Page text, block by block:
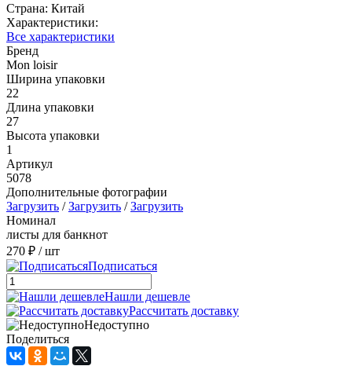
Страна: Китай
Характеристики:
Все характеристики
Бренд
Mon loisir
Ширина упаковки
22
Длина упаковки
27
Высота упаковки
1
Артикул
5078
Дополнительные фотографии
Загрузить /Загрузить /Загрузить
Номинал
листы для банкнот
270 ₽ / шт
Подписаться
Нашли дешевле
Рассчитать доставку
Недоступно
Поделиться